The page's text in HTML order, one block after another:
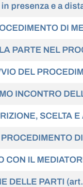
presenza e a
DI
PARTE NEL
DEL
INCONTRO
SCELTA
PROCEDIMENTO
CON IL
DELLE PARTI